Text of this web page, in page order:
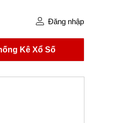
Đăng nhập
Kê Xổ Số